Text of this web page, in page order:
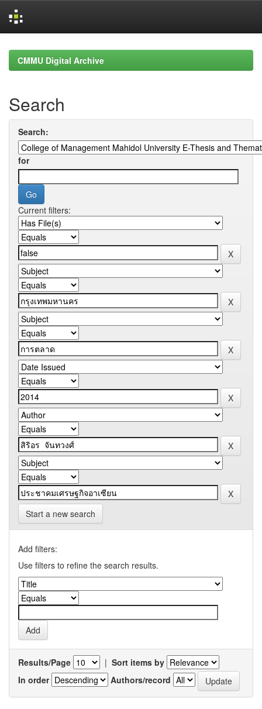
navigationCMMU Digital Archive
Search
Search:
for
Current filters:
Start a new search
Add filters:
Use filters to refine the search results.
Results/Page | Sort items by
In order
Authors/record